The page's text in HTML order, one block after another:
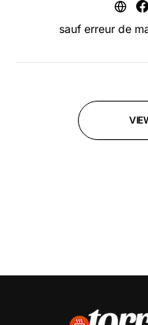
sauf erreur de